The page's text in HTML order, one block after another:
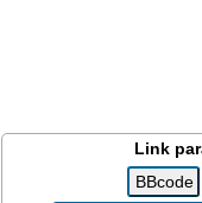
Link